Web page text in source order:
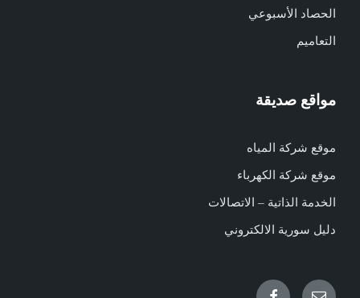
الحصاد الأسبوعي
التعاميم
مواقع صديقة
موقع شركة المياه
موقع شركة الكهرباء
الخدمة الذاتية – الاتصالات
دليل سورية الالكتروني